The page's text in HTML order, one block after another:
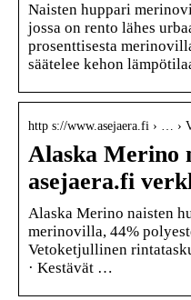
Naisten huppari
jossa on rento lähes
prosenttisesta
säätelee kehon
http s://www.asejaera.fi › … ›
Alaska Merino
asejaera.fi
Alaska Merino naisten
merinovilla, 44%
Vetoketjullinen
· Kestävät …